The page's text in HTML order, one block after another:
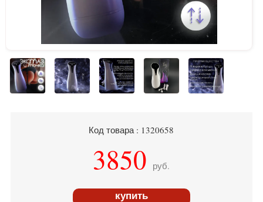
Код товара : 1320658
3850 руб.
купить